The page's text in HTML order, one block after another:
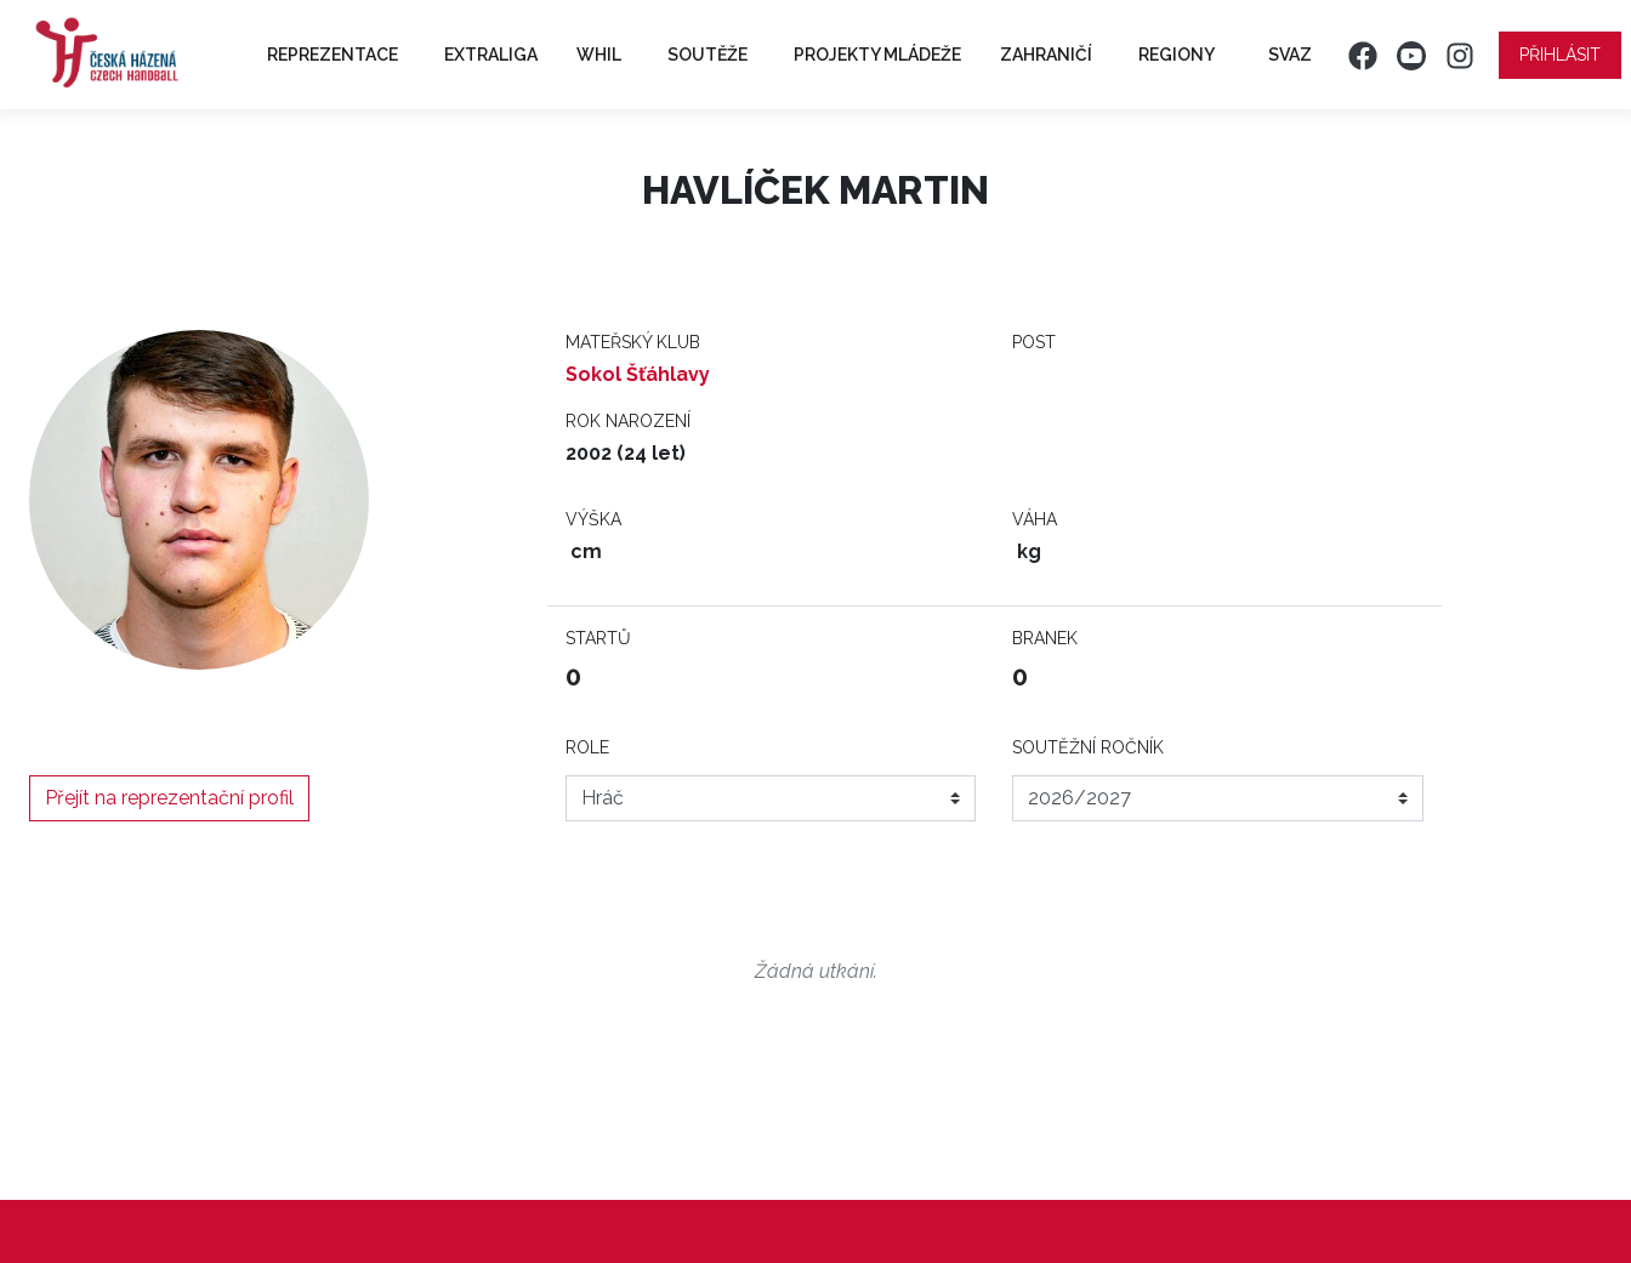
REPREZENTACE EXTRALIGA WHIL SOUTĚŽE PROJEKTY MLÁDEŽE ZAHRANIČÍ REGIONY SVAZ PŘIHLÁSIT
HAVLÍČEK MARTIN
MATEŘSKÝ KLUB
Sokol Šťáhlavy
POST
ROK NAROZENÍ
2002 (24 let)
VÝŠKA
cm
VÁHA
kg
STARTŮ
0
BRANEK
0
Přejít na reprezentační profil
ROLE SOUTĚŽNÍ ROČNÍK
Žádná utkání.